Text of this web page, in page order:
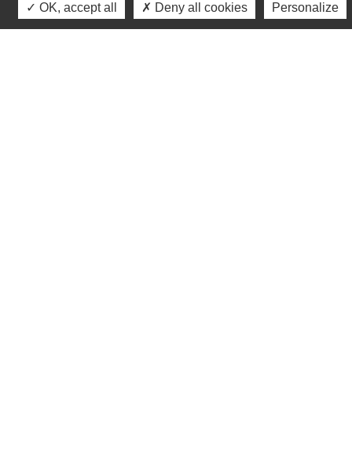
OK, accept all
Deny all cookies Personalize